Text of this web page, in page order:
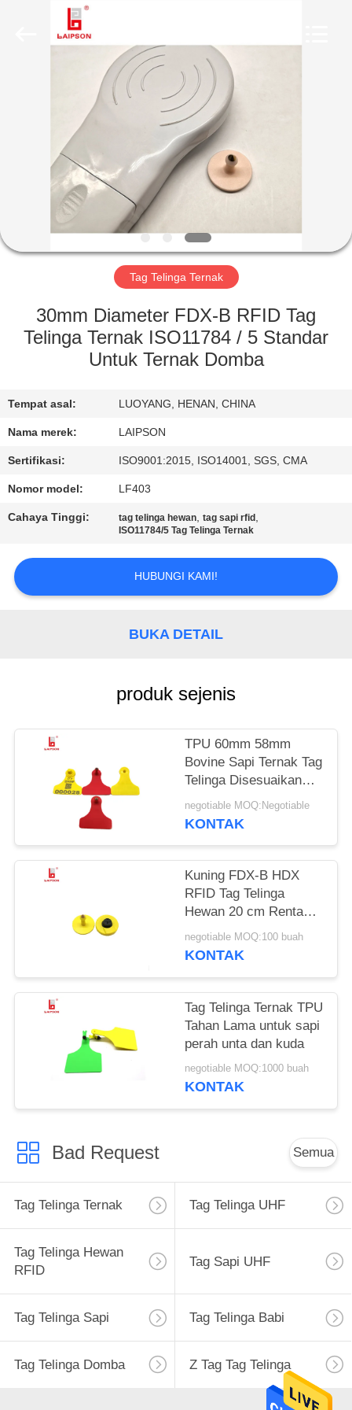
PRODUK
TENTANG
TUR
KONTROL
KUALITAS
HUBUNGI
KAMI
BERITA
PERMINTAAN
PENAWARAN
Tag Telinga Ternak
30mm Diameter FDX-B RFID Tag
Telinga Ternak ISO11784 / 5 Standar
Untuk Ternak Domba
Tempat asal: LUOYANG, HENAN, CHINA
Nama merek: LAIPSON
Sertifikasi: ISO9001:2015, ISO14001, SGS, CMA
Nomor model: LF403
Cahaya Tinggi: tag telinga hewan,tag sapi rfid ,
ISO11784/5 Tag Telinga Ternak
HUBUNGI KAMI!
BUKA DETAIL
produk sejenis
TPU 60mm 58mm
Bovine Sapi Ternak Tag
Telinga Disesuaikan
Warna Tidak Beracun
negotiable MOQ:Negotiable
KONTAK
Kuning FDX-B HDX
RFID Tag Telinga
Hewan 20 cm Rentang
Membaca Untuk
Manajemen Pertanian
negotiable MOQ:100 buah
KONTAK
Tag Telinga Ternak TPU
Tahan Lama untuk sapi
perah unta dan kuda
negotiable MOQ:1000 buah
KONTAK
Bad Request Semua
Tag Telinga Ternak Tag Telinga UHF
Tag Telinga Hewan
RFID
Tag Sapi UHF
Tag Telinga Sapi Tag Telinga Babi
Tag Telinga Domba Z Tag Tag Telinga